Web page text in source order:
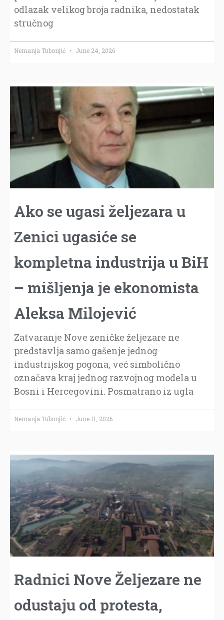
odlazak velikog broja radnika, nedostatak
stručnog
Nemanja Tubonjić June 24, 2026
Ako se ugasi željezara u
Zenici ugasiće se
kompletna industrija u BiH
– mišljenja je ekonomista
Aleksa Milojević
Zatvaranje Nove zeničke željezare ne
predstavlja samo gašenje jednog
industrijskog pogona, već simbolično
označava kraj jednog razvojnog modela u
Bosni i Hercegovini. Posmatrano iz ugla
Nemanja Tubonjić June 11, 2026
Radnici Nove Željezare ne
odustaju od protesta,